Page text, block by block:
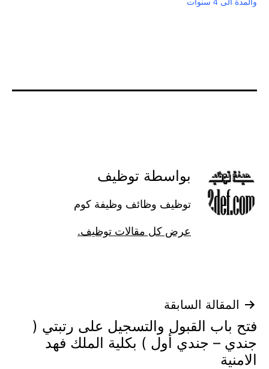
بواسطة توظيف
توظيف وظائف وظيفة كوم
عرض كل مقالات توظيف.
تصفّح
المقالات
المقالة السابقة
فتح باب القبول والتسجيل على رتبتي (
جندي – جندي أول ) بكلية الملك فهد
الامنية